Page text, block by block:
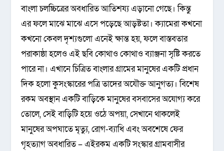
বাংলা চলচ্চিত্রের অবধারিত আতিশয্য এড়ানো গেছে। কিন্তু
এর ফলে মাঝে মাঝে এসে পড়েছে আড়ষ্টতা। ক্যামেরা কখনো
কখনো কেবল দৃশ্যগুলো এনেই ক্ষান্ত হয়, ফলে বাস্তবতার
পরাকাষ্ঠা হলেও এই ছবি কোথাও কোথাও ব্যাঞ্জনা সৃষ্টি করতে
পারে না। এখানে চিত্রিত বাংলার গ্রামের মানুষের একটি প্রধান
দিক হলো কুসংস্কারের পত্রি তাদের অযৌক্ত আনুগত্য। বিশেষ
রকম অবস্থান একটি বাড়িকে মানুষের বসবাসের অযোগ্য করে
তোলে, সেই বাড়িটি হয়ে ওঠে অপয়া, সেখানে থাকলেই
মানুষের অপঘাতে মৃত্যু, রোগ-ব্যাধি এবং অবশেষে ফের
গৃহত্যাগ অবধারিত – এইরকম একটি সংস্কার গ্রামবাসীর